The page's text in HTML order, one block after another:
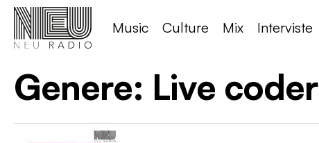
Music Culture Mix Interviste
Genere: Live coder